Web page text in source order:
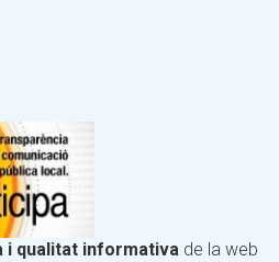
i qualitat informativa de la web